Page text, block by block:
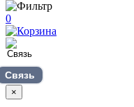
0
Связь
×